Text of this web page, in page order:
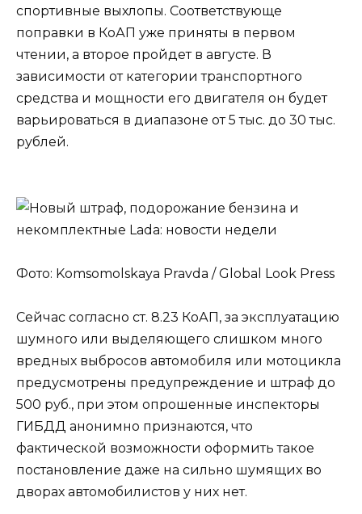
спортивные выхлопы. Соответствующе
поправки в КоАП уже приняты в первом
чтении, а второе пройдет в августе. В
зависимости от категории транспортного
средства и мощности его двигателя он будет
варьироваться в диапазоне от 5 тыс. до 30 тыс.
рублей.
Фото: Komsomolskaya Pravda / Global Look Press
Сейчас согласно ст. 8.23 КоАП, за эксплуатацию
шумного или выделяющего слишком много
вредных выбросов автомобиля или мотоцикла
предусмотрены предупреждение и штраф до
500 руб., при этом опрошенные инспекторы
ГИБДД анонимно признаются, что
фактической возможности оформить такое
постановление даже на сильно шумящих во
дворах автомобилистов у них нет.